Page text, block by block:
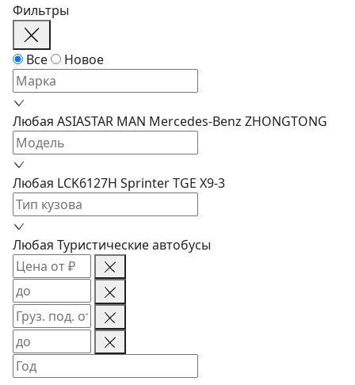
Фильтры
Все Новое
Любая ASIASTAR MAN Mercedes-Benz ZHONGTONG
Любая LCK6127H SprinterTGE X9-3
Любая Туристические автобусы